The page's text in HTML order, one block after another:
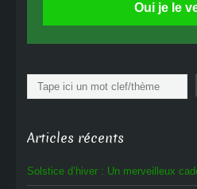
Oui je le
Rechercher
Articles récents
Solstice d’hiver : Un merveilleux